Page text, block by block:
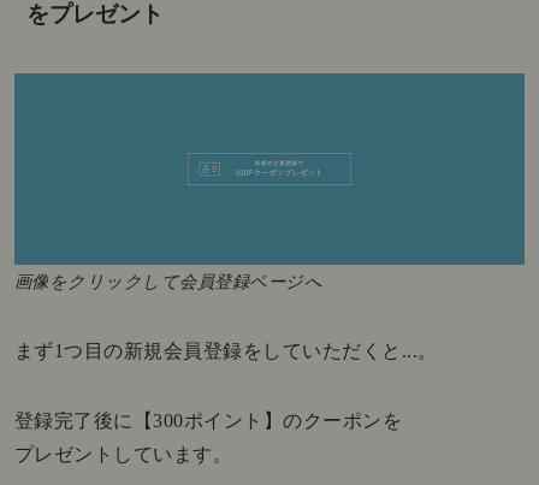
をプレゼント
画像をクリックして会員登録ページへ
まず1つ目の新規会員登録をしていただくと...。
登録完了後に【300ポイント】のクーポンを
プレゼントしています。